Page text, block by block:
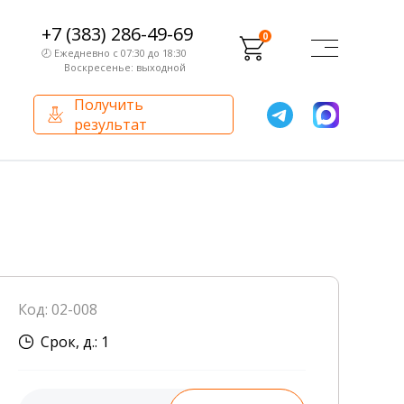
+7 (383) 286-49-69
🕗 Ежедневно с 07:30 до 18:30
Воскресенье: выходной
0
Получить
результат
Внутренний аудит
Сотрудники лаборатории
Код: 02-008
Срок, д.: 1